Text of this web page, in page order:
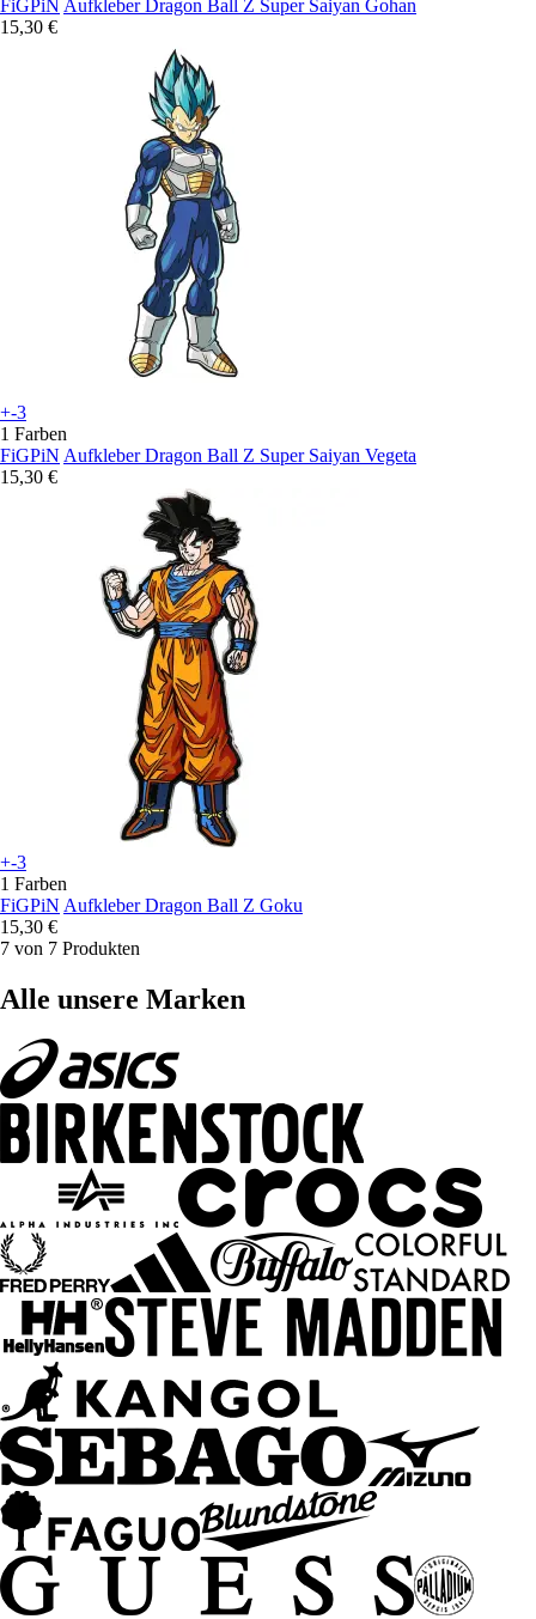
FiGPiN Aufkleber Dragon Ball Z Super Saiyan Gohan
15,30 €
+-3
1 Farben
FiGPiN Aufkleber Dragon Ball Z Super Saiyan Vegeta
15,30 €
+-3
1 Farben
FiGPiN Aufkleber Dragon Ball Z Goku
15,30 €
7 von 7 Produkten
Alle unsere Marken